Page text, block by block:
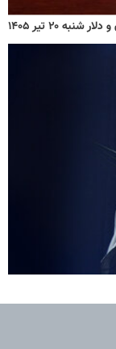
۲۰ تیر ۱۴۰۵